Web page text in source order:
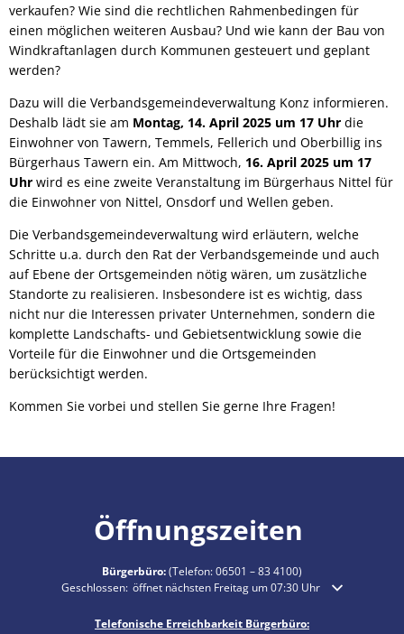
verkaufen? Wie sind die rechtlichen Rahmenbedingen für
einen möglichen weiteren Ausbau? Und wie kann der Bau von
Windkraftanlagen durch Kommunen gesteuert und geplant
werden?
Dazu will die Verbandsgemeindeverwaltung Konz informieren.
Deshalb lädt sie am Montag, 14. April 2025 um 17 Uhr die
Einwohner von Tawern, Temmels, Fellerich und Oberbillig ins
Bürgerhaus Tawern ein. Am Mittwoch, 16. April 2025 um 17
Uhr wird es eine zweite Veranstaltung im Bürgerhaus Nittel für
die Einwohner von Nittel, Onsdorf und Wellen geben.
Die Verbandsgemeindeverwaltung wird erläutern, welche
Schritte u.a. durch den Rat der Verbandsgemeinde und auch
auf Ebene der Ortsgemeinden nötig wären, um zusätzliche
Standorte zu realisieren. Insbesondere ist es wichtig, dass
nicht nur die Interessen privater Unternehmen, sondern die
komplette Landschafts- und Gebietsentwicklung sowie die
Vorteile für die Einwohner und die Ortsgemeinden
berücksichtigt werden.
Kommen Sie vorbei und stellen Sie gerne Ihre Fragen!
Öffnungszeiten
Bürgerbüro:(Telefon:06501 – 83 4100)
Klicken, um weitere Öffnungs- oder Schließzeiten auszublenden
Geschlossen: öffnet nächsten Freitag um 07:30 Uhr
Telefonische Erreichbarkeit Bürgerbüro: